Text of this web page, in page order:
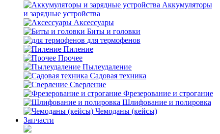
Аккумуляторы
и зарядные устройства
Аксессуары
Биты и головки
для термофенов
Пиление
Прочее
Пылеудаление
Садовая техника
Сверление
Фрезерование и строгание
Шлифование и полировка
Чемоданы (кейсы)
Запчасти